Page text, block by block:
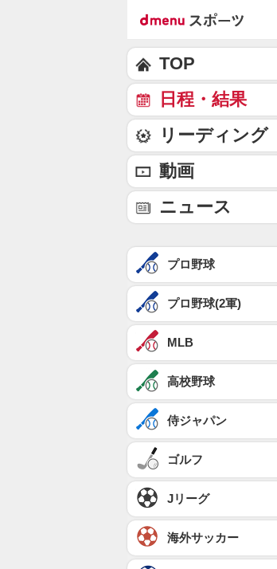
TOP
日程・結果
リーディング
動画
ニュース
プロ野球
プロ野球(2軍)
MLB
高校野球
侍ジャパン
ゴルフ
Jリーグ
海外サッカー